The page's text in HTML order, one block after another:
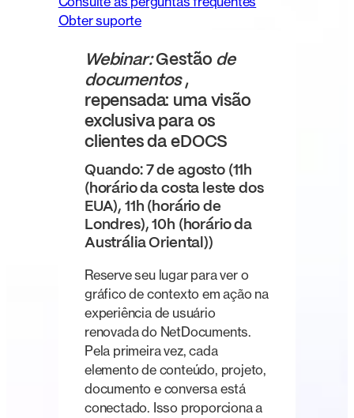
Obter suporte
Webinar:Gestão de
documentos ,
repensada: uma visão
exclusiva para os
clientes da eDOCS
Quando: 7 de agosto (11h
(horário da costa leste dos
EUA), 11h (horário de
Londres), 10h (horário da
Austrália Oriental))
Reserve seu lugar para ver o
gráfico de contexto em ação na
experiência de usuário
renovada do NetDocuments.
Pela primeira vez, cada
elemento de conteúdo, projeto,
documento e conversa está
conectado. Isso proporciona a